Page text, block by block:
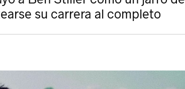
su carrera al completo